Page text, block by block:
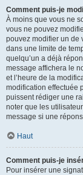
Comment puis-je
À moins que vous ne
vous ne pouvez
pouvez modifier un de
dans une limite de
quelqu’un a déjà
message affichera le
et l’heure de la
modification effectuée
puissent rédiger une
noter que les
message si une
Haut
Comment puis-je
Pour insérer une